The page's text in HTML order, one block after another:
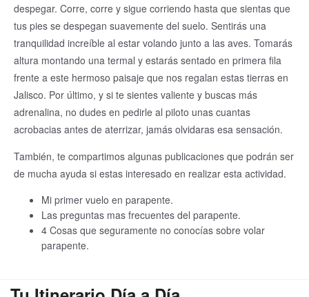
despegar. Corre, corre y sigue corriendo hasta que sientas que
tus pies se despegan suavemente del suelo. Sentirás una
tranquilidad increíble al estar volando junto a las aves. Tomarás
altura montando una termal y estarás sentado en primera fila
frente a este hermoso paisaje que nos regalan estas tierras en
Jalisco. Por último, y si te sientes valiente y buscas más
adrenalina, no dudes en pedirle al piloto unas cuantas
acrobacias antes de aterrizar, jamás olvidaras esa sensación.
También, te compartimos algunas publicaciones que podrán ser
de mucha ayuda si estas interesado en realizar esta actividad.
Mi primer vuelo en parapente.
Las preguntas mas frecuentes del parapente.
4 Cosas que seguramente no conocías sobre volar
parapente.